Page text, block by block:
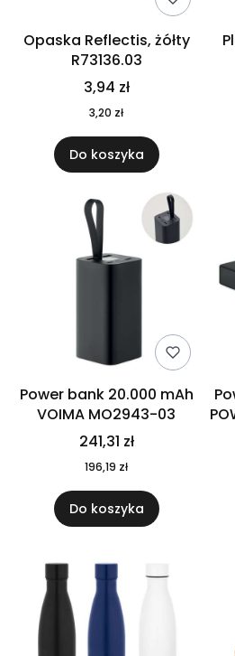
Opaska Reflectis, żółty
R73136.03
3,94 zł
3,20 zł
Do koszyka
Power bank 20.000 mAh
VOIMA MO2943-03
241,31 zł
196,19 zł
Do koszyka